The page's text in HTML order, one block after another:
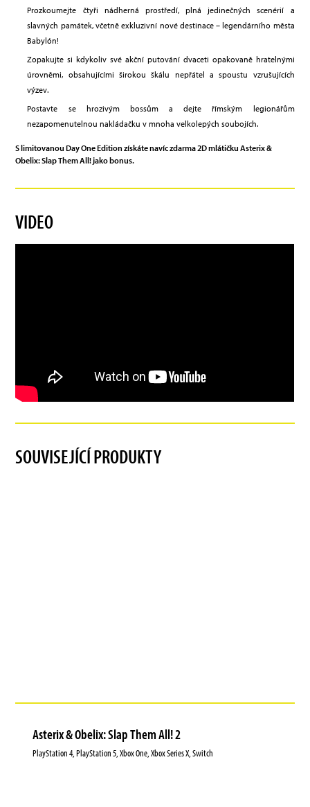
Prozkoumejte čtyři nádherná prostředí, plná jedinečných scenérií a
slavných památek, včetně exkluzivní nové destinace – legendárního města
Babylón!
Zopakujte si kdykoliv své akční putování dvaceti opakovaně hratelnými
úrovněmi, obsahujícími širokou škálu nepřátel a spoustu vzrušujících
výzev.
Postavte se hrozivým bossům a dejte římským legionářům
nezapomenutelnou nakládačku v mnoha velkolepých soubojích.
S limitovanou Day One Edition získáte navíc zdarma 2D mlátičku Asterix &
Obelix: Slap Them All! jako bonus.
VIDEO
SOUVISEJÍCÍ PRODUKTY
Asterix & Obelix: Slap Them All! 2
PlayStation 4, PlayStation 5, Xbox One, Xbox Series X, Switch